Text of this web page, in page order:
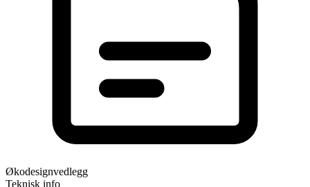
Økodesignvedlegg
Teknisk info